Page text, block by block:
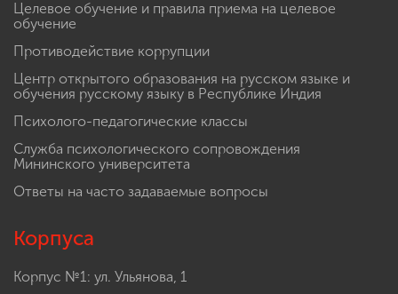
Целевое обучение и правила приема на целевое
обучение
Противодействие коррупции
Центр открытого образования на русском языке и
обучения русскому языку в Республике Индия
Психолого-педагогические классы
Служба психологического сопровождения
Мининского университета
Ответы на часто задаваемые вопросы
Корпуса
Корпус №1: ул. Ульянова, 1